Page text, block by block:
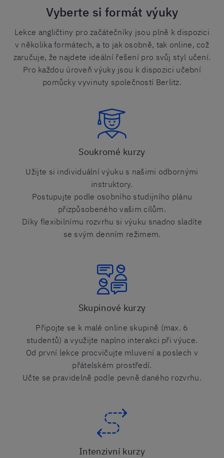
Vyberte si formát výuky
Lekce angličtiny pro začátečníky jsou plně k dispozici
v několika formátech, a to jak osobně, tak online, což
zaručuje, že najdete ideální řešení pro svůj styl učení.
Pro každou úroveň výuky jsou k dispozici učební
pomůcky vyvinuty společností Berlitz.
Soukromé kurzy
Užijte si individuální výuku s našimi odbornými
instruktory.
Postupujte podle osobního studijního plánu
přizpůsobeného vašim cílům.
Díky flexibilnímu rozvrhu si výuku snadno sladíte
se svým denním režimem.
Skupinové kurzy
Připojte se k malé online skupině (max. 6
studentů) a využijte naplno interakci při výuce.
Od první lekce procvičujte mluvení a poslech v
přátelském prostředí.
Učte se pravidelně podle pevně daného rozvrhu.
Intenzivní kurzy